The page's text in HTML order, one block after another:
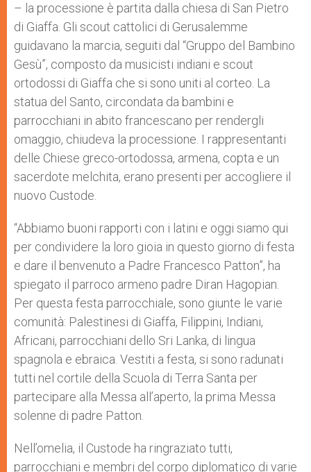
– la processione è partita dalla chiesa di San Pietro
di Giaffa. Gli scout cattolici di Gerusalemme
guidavano la marcia, seguiti dal “Gruppo del Bambino
Gesù”, composto da musicisti indiani e scout
ortodossi di Giaffa che si sono uniti al corteo. La
statua del Santo, circondata da bambini e
parrocchiani in abito francescano per rendergli
omaggio, chiudeva la processione. I rappresentanti
delle Chiese greco-ortodossa, armena, copta e un
sacerdote melchita, erano presenti per accogliere il
nuovo Custode.
“Abbiamo buoni rapporti con i latini e oggi siamo qui
per condividere la loro gioia in questo giorno di festa
e dare il benvenuto a Padre Francesco Patton”, ha
spiegato il parroco armeno padre Diran Hagopian.
Per questa festa parrocchiale, sono giunte le varie
comunità: Palestinesi di Giaffa, Filippini, Indiani,
Africani, parrocchiani dello Sri Lanka, di lingua
spagnola e ebraica. Vestiti a festa, si sono radunati
tutti nel cortile della Scuola di Terra Santa per
partecipare alla Messa all’aperto, la prima Messa
solenne di padre Patton.
Nell’omelia, il Custode ha ringraziato tutti,
parrocchiani e membri del corpo diplomatico di varie